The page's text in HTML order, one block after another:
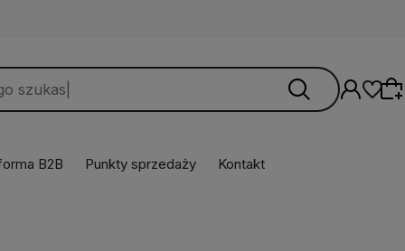
B2B Punkty sprzedaży Kontakt